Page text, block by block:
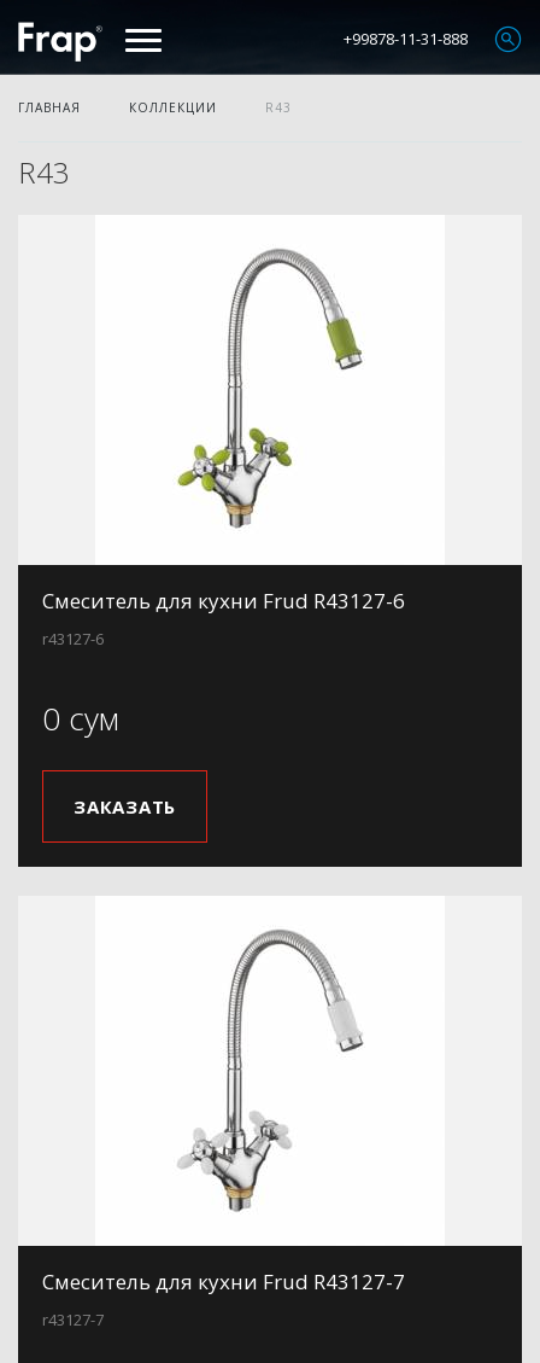
+99878-11-31-888
ГЛАВНАЯ КОЛЛЕКЦИИ R43
R43
Смеситель для кухни Frud R43127-6
r43127-6
0 сум
ЗАКАЗАТЬ
Смеситель для кухни Frud R43127-7
r43127-7